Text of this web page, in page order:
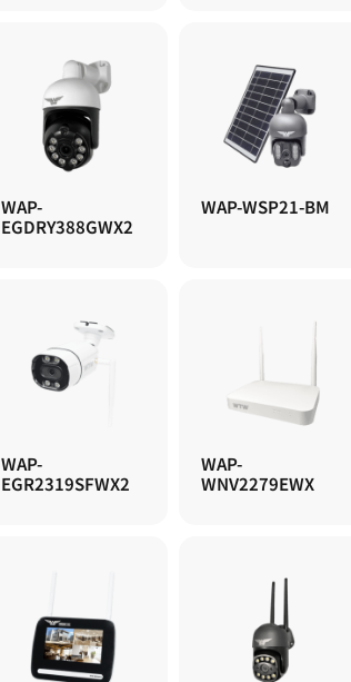
WAP-
EGDRY388GWX2
WAP-WSP21-BM
WAP-
EGR2319SFWX2
WAP-
WNV2279EWX